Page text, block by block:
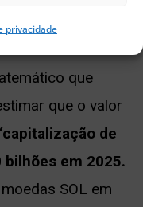
privacidade
que
que o valor
de
bilhões em 2025.
SOL em